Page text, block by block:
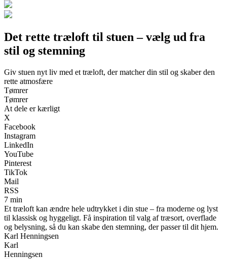
Det rette træloft til stuen – vælg ud fra
stil og stemning
Giv stuen nyt liv med et træloft, der matcher din stil og skaber den
rette atmosfære
Tømrer
Tømrer
At dele er kærligt
X
Facebook
Instagram
LinkedIn
YouTube
Pinterest
TikTok
Mail
RSS
7 min
Et træloft kan ændre hele udtrykket i din stue – fra moderne og lyst
til klassisk og hyggeligt. Få inspiration til valg af træsort, overflade
og belysning, så du kan skabe den stemning, der passer til dit hjem.
Karl Henningsen
Karl
Henningsen